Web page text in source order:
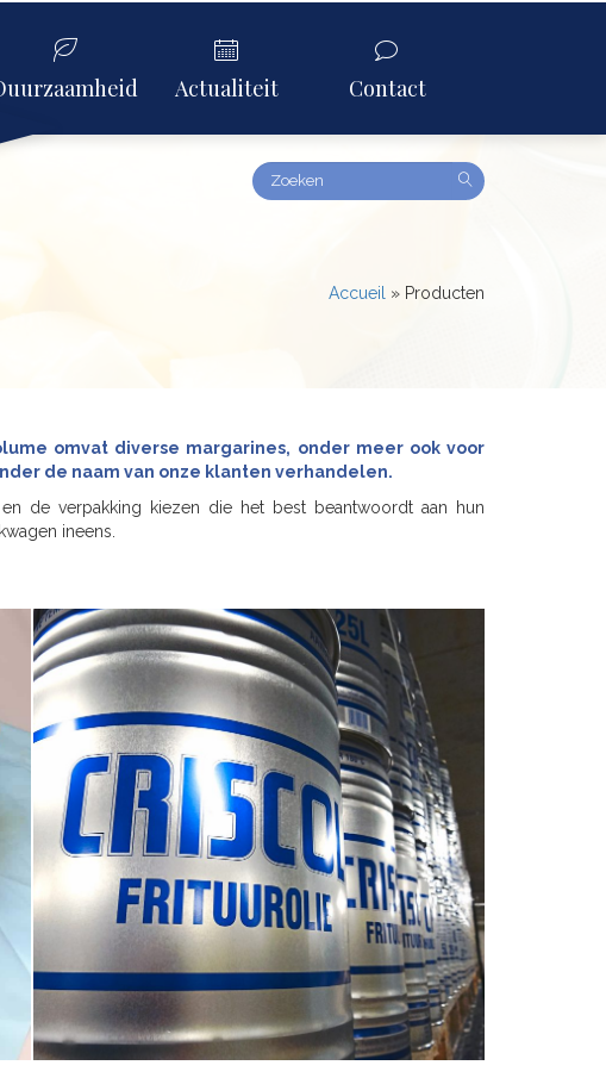
Actualiteit Contact
Amount
(in
Accueil » Producten
omvat diverse margarines, onder meer ook voor
de naam van onze klanten verhandelen.
de verpakking kiezen die het best beantwoordt aan hun
ineens.